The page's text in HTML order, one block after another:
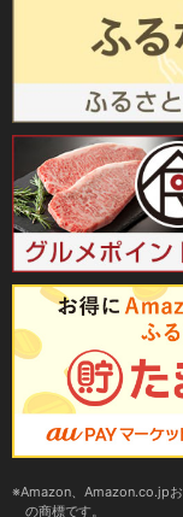
Amazon、Amazon.co.jp
の商標です。